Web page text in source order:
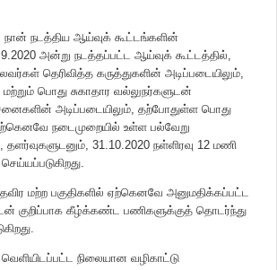
நான் நடத்திய ஆய்வுக் கூட்டங்களின்
அன்று நடத்தப்பட்ட ஆய்வுக் கூட்டத்தில்,
தெரிவித்த கருத்துகளின் அடிப்படையிலும்,
மற்றும் பொது சுகாதார வல்லுநர்களுடன்
அடிப்படையிலும், தற்போதுள்ள பொது
நடைமுறையில் உள்ள பல்வேறு
தளர்வுகளுடனும், 31.10.2020 நள்ளிரவு 12 மணி
தவிர மற்ற பகுதிகளில் ஏற்கெனவே அனுமதிக்கப்பட்ட
குறிப்பாக கீழ்க்கண்ட பணிகளுக்குத் தொடர்ந்து
நிலையான வழிகாட்டு